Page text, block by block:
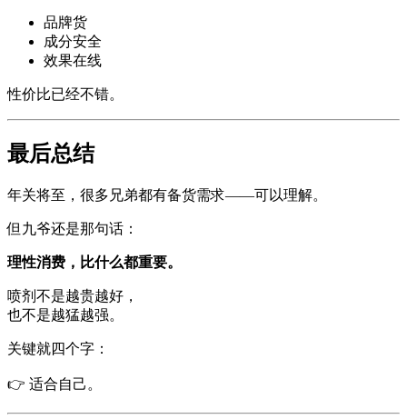
品牌货
成分安全
效果在线
性价比已经不错。
最后总结
年关将至，很多兄弟都有备货需求——可以理解。
但九爷还是那句话：
理性消费，比什么都重要。
喷剂不是越贵越好，
也不是越猛越强。
关键就四个字：
👉 适合自己。